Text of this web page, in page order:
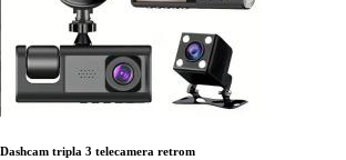
Dashcam tripla 3 telecamera retrom